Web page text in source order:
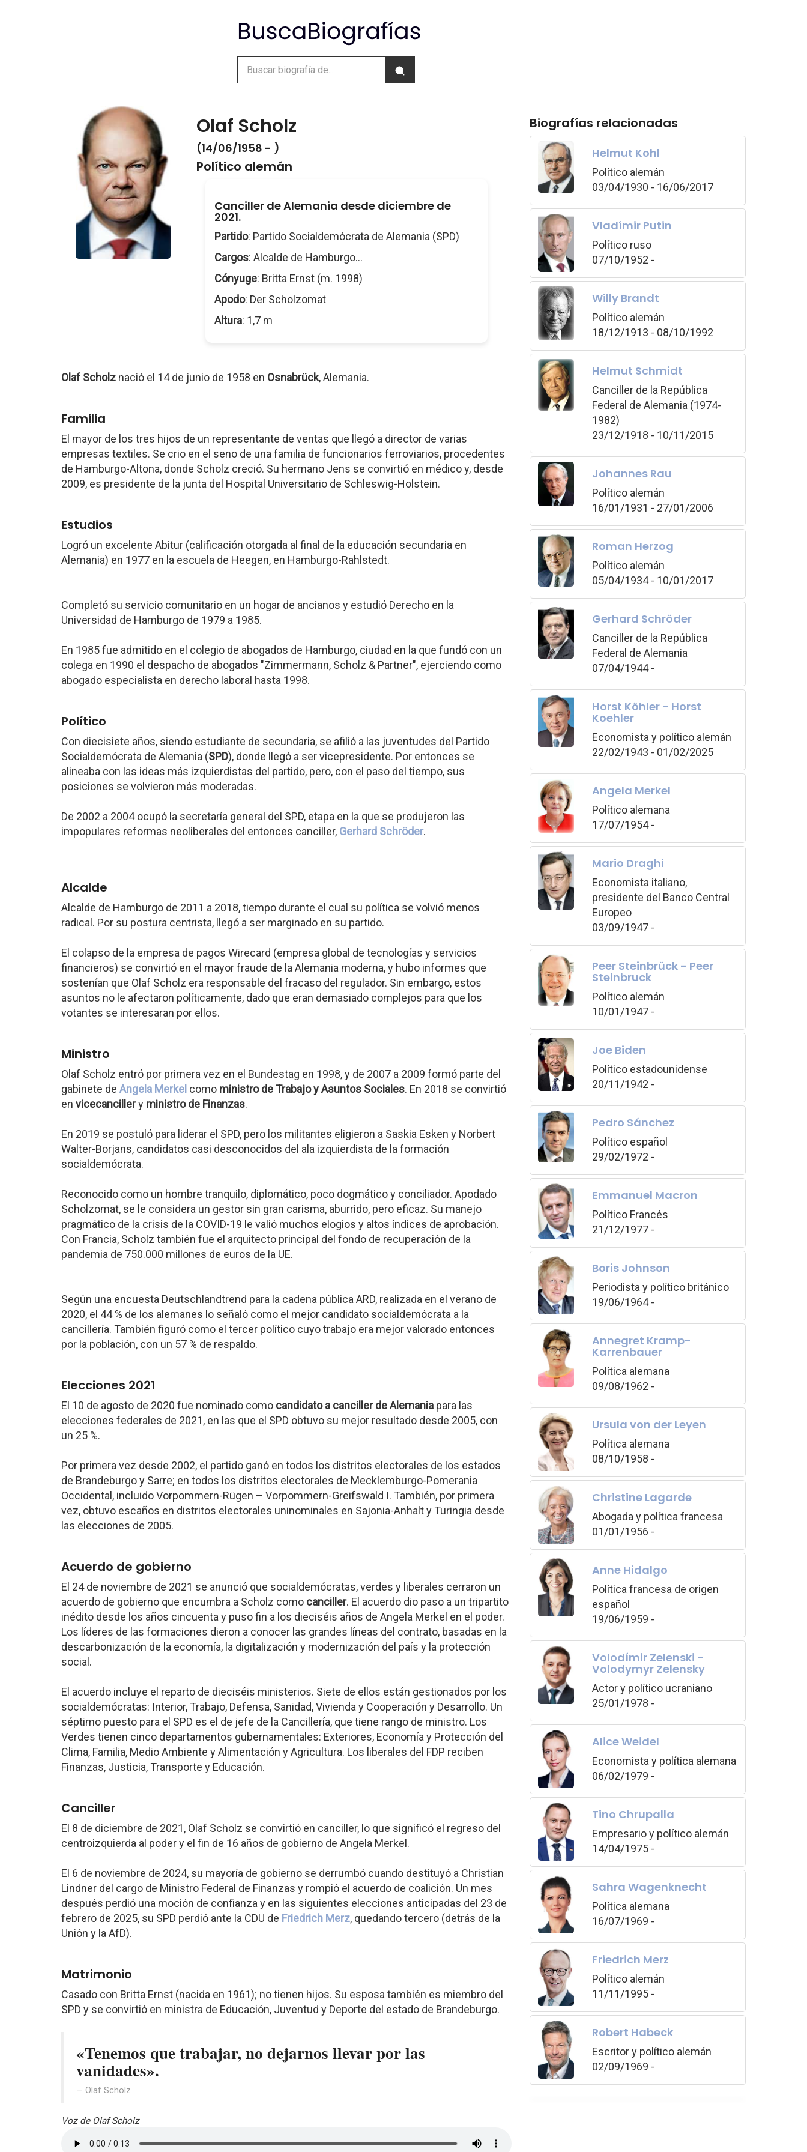
Olaf Scholz
(14/06/1958 - )
Político alemán
Canciller de Alemania desde diciembre de
2021.
Partido: Partido Socialdemócrata de Alemania (SPD)
Cargos: Alcalde de Hamburgo...
Cónyuge: Britta Ernst (m. 1998)
Apodo: Der Scholzomat
Altura: 1,7 m
Olaf Scholz nació el 14 de junio de 1958 en Osnabrück, Alemania.
Familia
El mayor de los tres hijos de un representante de ventas que llegó a director de varias
empresas textiles. Se crio en el seno de una familia de funcionarios ferroviarios, procedentes
de Hamburgo-Altona, donde Scholz creció. Su hermano Jens se convirtió en médico y, desde
2009, es presidente de la junta del Hospital Universitario de Schleswig-Holstein.
Estudios
Logró un excelente Abitur (calificación otorgada al final de la educación secundaria en
Alemania) en 1977 en la escuela de Heegen, en Hamburgo-Rahlstedt.
Completó su servicio comunitario en un hogar de ancianos y estudió Derecho en la
Universidad de Hamburgo de 1979 a 1985.
En 1985 fue admitido en el colegio de abogados de Hamburgo, ciudad en la que fundó con un
colega en 1990 el despacho de abogados "Zimmermann, Scholz & Partner", ejerciendo como
abogado especialista en derecho laboral hasta 1998.
Político
Con diecisiete años, siendo estudiante de secundaria, se afilió a las juventudes del Partido
Socialdemócrata de Alemania (SPD), donde llegó a ser vicepresidente. Por entonces se
alineaba con las ideas más izquierdistas del partido, pero, con el paso del tiempo, sus
posiciones se volvieron más moderadas.
De 2002 a 2004 ocupó la secretaría general del SPD, etapa en la que se produjeron las
impopulares reformas neoliberales del entonces canciller, Gerhard Schröder.
Alcalde
Alcalde de Hamburgo de 2011 a 2018, tiempo durante el cual su política se volvió menos
radical. Por su postura centrista, llegó a ser marginado en su partido.
El colapso de la empresa de pagos Wirecard (empresa global de tecnologías y servicios
financieros) se convirtió en el mayor fraude de la Alemania moderna, y hubo informes que
sostenían que Olaf Scholz era responsable del fracaso del regulador. Sin embargo, estos
asuntos no le afectaron políticamente, dado que eran demasiado complejos para que los
votantes se interesaran por ellos.
Ministro
Olaf Scholz entró por primera vez en el Bundestag en 1998, y de 2007 a 2009 formó parte del
gabinete de Angela Merkel como ministro de Trabajo y Asuntos Sociales. En 2018 se convirtió
en vicecancillery ministro de Finanzas.
En 2019 se postuló para liderar el SPD, pero los militantes eligieron a Saskia Esken y Norbert
Walter-Borjans, candidatos casi desconocidos del ala izquierdista de la formación
socialdemócrata.
Reconocido como un hombre tranquilo, diplomático, poco dogmático y conciliador. Apodado
Scholzomat, se le considera un gestor sin gran carisma, aburrido, pero eficaz. Su manejo
pragmático de la crisis de la COVID-19 le valió muchos elogios y altos índices de aprobación.
Con Francia, Scholz también fue el arquitecto principal del fondo de recuperación de la
pandemia de 750.000 millones de euros de la UE.
Según una encuesta Deutschlandtrend para la cadena pública ARD, realizada en el verano de
2020, el 44 % de los alemanes lo señaló como el mejor candidato socialdemócrata a la
cancillería. También figuró como el tercer político cuyo trabajo era mejor valorado entonces
por la población, con un 57 % de respaldo.
Elecciones 2021
El 10 de agosto de 2020 fue nominado como candidato a canciller de Alemania para las
elecciones federales de 2021, en las que el SPD obtuvo su mejor resultado desde 2005, con
un 25 %.
Por primera vez desde 2002, el partido ganó en todos los distritos electorales de los estados
de Brandeburgo y Sarre; en todos los distritos electorales de Mecklemburgo-Pomerania
Occidental, incluido Vorpommern-Rügen – Vorpommern-Greifswald I. También, por primera
vez, obtuvo escaños en distritos electorales uninominales en Sajonia-Anhalt y Turingia desde
las elecciones de 2005.
Acuerdo de gobierno
El 24 de noviembre de 2021 se anunció que socialdemócratas, verdes y liberales cerraron un
acuerdo de gobierno que encumbra a Scholz como canciller. El acuerdo dio paso a un tripartito
inédito desde los años cincuenta y puso fin a los dieciséis años de Angela Merkel en el poder.
Los líderes de las formaciones dieron a conocer las grandes líneas del contrato, basadas en la
descarbonización de la economía, la digitalización y modernización del país y la protección
social.
El acuerdo incluye el reparto de dieciséis ministerios. Siete de ellos están gestionados por los
socialdemócratas: Interior, Trabajo, Defensa, Sanidad, Vivienda y Cooperación y Desarrollo. Un
séptimo puesto para el SPD es el de jefe de la Cancillería, que tiene rango de ministro. Los
Verdes tienen cinco departamentos gubernamentales: Exteriores, Economía y Protección del
Clima, Familia, Medio Ambiente y Alimentación y Agricultura. Los liberales del FDP reciben
Finanzas, Justicia, Transporte y Educación.
Canciller
El 8 de diciembre de 2021, Olaf Scholz se convirtió en canciller, lo que significó el regreso del
centroizquierda al poder y el fin de 16 años de gobierno de Angela Merkel.
El 6 de noviembre de 2024, su mayoría de gobierno se derrumbó cuando destituyó a Christian
Lindner del cargo de Ministro Federal de Finanzas y rompió el acuerdo de coalición. Un mes
después perdió una moción de confianza y en las siguientes elecciones anticipadas del 23 de
febrero de 2025, su SPD perdió ante la CDU de Friedrich Merz, quedando tercero (detrás de la
Unión y la AfD).
Matrimonio
Casado con Britta Ernst (nacida en 1961); no tienen hijos. Su esposa también es miembro del
SPD y se convirtió en ministra de Educación, Juventud y Deporte del estado de Brandeburgo.
«Tenemos que trabajar, no dejarnos llevar por las
vanidades».
Olaf Scholz
Voz de Olaf Scholz
Biografías relacionadas
Helmut Kohl
Político alemán
03/04/1930 - 16/06/2017
Vladímir Putin
Político ruso
07/10/1952 -
Willy Brandt
Político alemán
18/12/1913 - 08/10/1992
Helmut Schmidt
Canciller de la República
Federal de Alemania (1974-
1982)
23/12/1918 - 10/11/2015
Johannes Rau
Político alemán
16/01/1931 - 27/01/2006
Roman Herzog
Político alemán
05/04/1934 - 10/01/2017
Gerhard Schröder
Canciller de la República
Federal de Alemania
07/04/1944 -
Horst Köhler - Horst
Koehler
Economista y político alemán
22/02/1943 - 01/02/2025
Angela Merkel
Político alemana
17/07/1954 -
Mario Draghi
Economista italiano,
presidente del Banco Central
Europeo
03/09/1947 -
Peer Steinbrück - Peer
Steinbruck
Político alemán
10/01/1947 -
Joe Biden
Político estadounidense
20/11/1942 -
Pedro Sánchez
Político español
29/02/1972 -
Emmanuel Macron
Político Francés
21/12/1977 -
Boris Johnson
Periodista y político británico
19/06/1964 -
Annegret Kramp-
Karrenbauer
Política alemana
09/08/1962 -
Ursula von der Leyen
Política alemana
08/10/1958 -
Christine Lagarde
Abogada y política francesa
01/01/1956 -
Anne Hidalgo
Política francesa de origen
español
19/06/1959 -
Volodímir Zelenski -
Volodymyr Zelensky
Actor y político ucraniano
25/01/1978 -
Alice Weidel
Economista y política alemana
06/02/1979 -
Tino Chrupalla
Empresario y político alemán
14/04/1975 -
Sahra Wagenknecht
Política alemana
16/07/1969 -
Friedrich Merz
Político alemán
11/11/1995 -
Robert Habeck
Escritor y político alemán
02/09/1969 -